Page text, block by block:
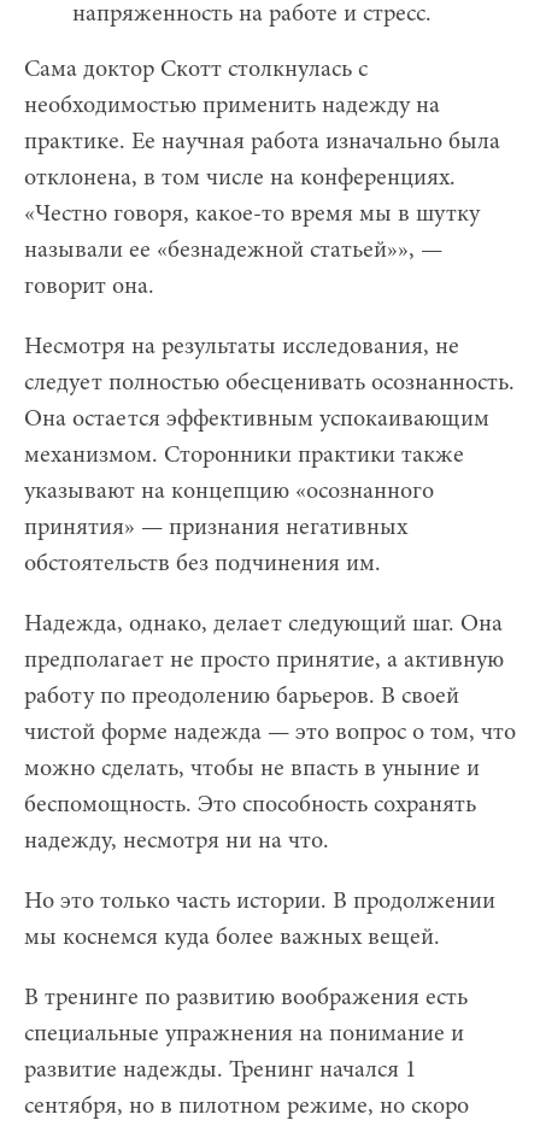
напряженность на работе и стресс.
Сама доктор Скотт столкнулась с
необходимостью применить надежду на
практике. Ее научная работа изначально была
отклонена, в том числе на конференциях.
«Честно говоря, какое-то время мы в шутку
называли ее «безнадежной статьей»», —
говорит она.
Несмотря на результаты исследования, не
следует полностью обесценивать осознанность.
Она остается эффективным успокаивающим
механизмом. Сторонники практики также
указывают на концепцию «осознанного
принятия» — признания негативных
обстоятельств без подчинения им.
Надежда, однако, делает следующий шаг. Она
предполагает не просто принятие, а активную
работу по преодолению барьеров. В своей
чистой форме надежда — это вопрос о том, что
можно сделать, чтобы не впасть в уныние и
беспомощность. Это способность сохранять
надежду, несмотря ни на что.
Но это только часть истории. В продолжении
мы коснемся куда более важных вещей.
В тренинге по развитию воображения есть
специальные упражнения на понимание и
развитие надежды. Тренинг начался 1
сентября, но в пилотном режиме, но скоро